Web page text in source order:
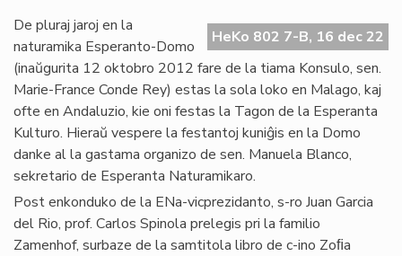
HeKo 802 7-B, 16 dec 22
De pluraj jaroj en la
naturamika Esperanto-Domo
(inaŭgurita 12 oktobro 2012 fare de la tiama Konsulo, sen.
Marie-France Conde Rey) estas la sola loko en Malago, kaj
ofte en Andaluzio, kie oni festas la Tagon de la Esperanta
Kulturo. Hieraŭ vespere la festantoj kuniĝis en la Domo
danke al la gastama organizo de sen. Manuela Blanco,
sekretario de Esperanta Naturamikaro.
Post enkonduko de la ENa-vicprezidanto, s-ro Juan Garcia
del Rio, prof. Carlos Spinola prelegis pri la familio
Zamenhof, surbaze de la samtitola libro de c-ino Zoﬁa